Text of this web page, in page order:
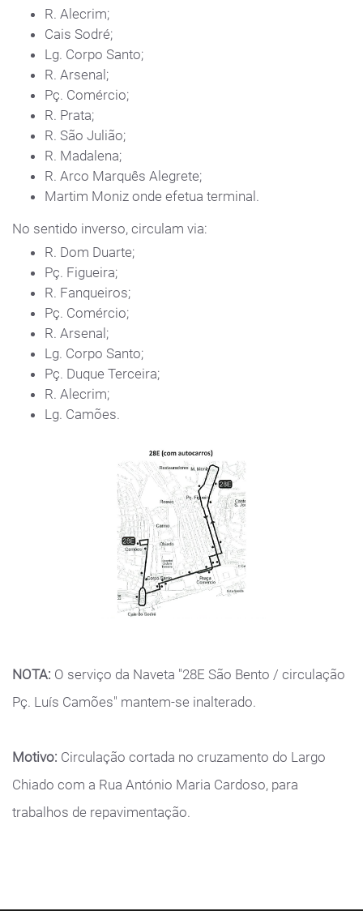
R. Alecrim;
Cais Sodré;
Lg. Corpo Santo;
R. Arsenal;
Pç. Comércio;
R. Prata;
R. São Julião;
R. Madalena;
R. Arco Marquês Alegrete;
Martim Moniz onde efetua terminal.
No sentido inverso, circulam via:
R. Dom Duarte;
Pç. Figueira;
R. Fanqueiros;
Pç. Comércio;
R. Arsenal;
Lg. Corpo Santo;
Pç. Duque Terceira;
R. Alecrim;
Lg. Camões.
NOTA: O serviço da Naveta "28E São Bento / circulação
Pç. Luís Camões" mantem-se inalterado.
Motivo: Circulação cortada no cruzamento do Largo
Chiado com a Rua António Maria Cardoso, para
trabalhos de repavimentação.